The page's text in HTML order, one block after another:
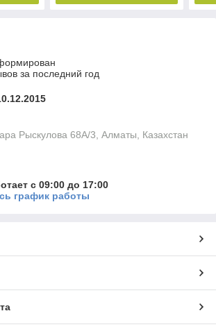
за последний год
Рыскулова 68А/3, Алматы, Казахстан
с 09:00 до 17:00
график работы